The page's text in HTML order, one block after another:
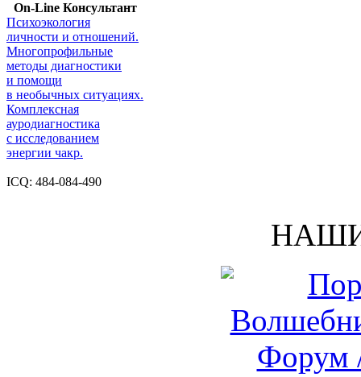
On-Line Консультант
Психоэкология
личности и отношений.
Многопрофильные
методы диагностики
и помощи
в необычных ситуациях.
Комплексная
ауродиагностика
с исследованием
энергии чакр.
ICQ: 484-084-490